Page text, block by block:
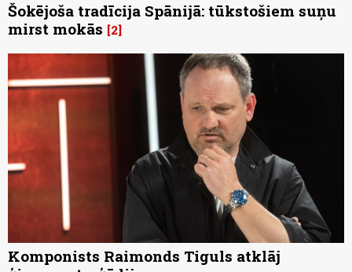
Šokējoša tradīcija Spānijā: tūkstošiem suņu
mirst mokās 2
Komponists Raimonds Tiguls atklāj